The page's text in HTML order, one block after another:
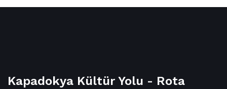
Kapadokya Kültür Yolu - Rota